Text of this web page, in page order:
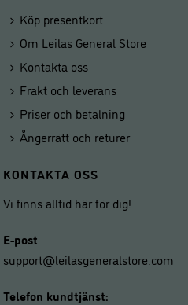
Köp presentkort
Om Leilas General Store
Kontakta oss
Frakt och leverans
Priser och betalning
Ångerrätt och returer
KONTAKTA OSS
Vi finns alltid här för dig!
E-post
support@leilasgeneralstore.com
Telefon kundtjänst: